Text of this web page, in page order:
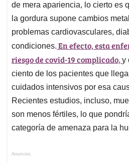
de mera apariencia, lo cierto es
la gordura supone cambios
problemas cardiovasculares,
condiciones. En efecto, esta
riesgo de covid-19 complicado, y
ciento de los pacientes que
cuidados intensivos por esa
Recientes estudios, incluso,
son menos fértiles, lo que
categoría de amenaza para la
Anuncios.